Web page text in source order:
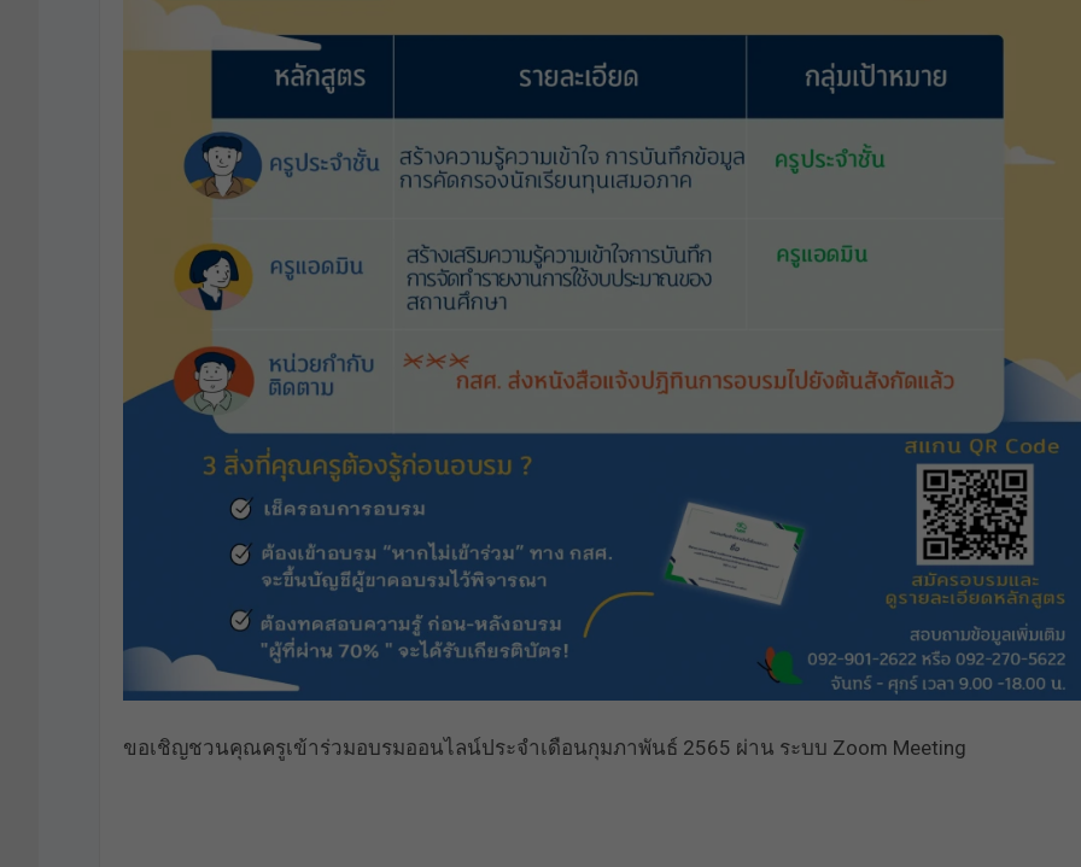
ขอเชิญชวนคุณครูเข้าร่วมอบรมออนไลน์ประจำเดือนกุมภาพันธ์ 2565 ผ่าน ระบบ Zoom Meeting